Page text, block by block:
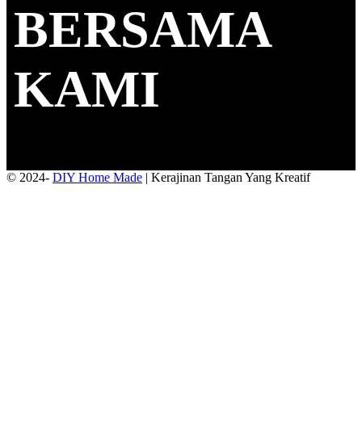
BERSAMA
KAMI
© 2024- DIY Home Made | Kerajinan Tangan Yang Kreatif